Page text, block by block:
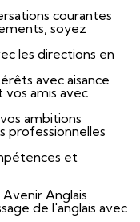
courantes
soyez
les directions en
avec aisance
amis avec
ambitions
professionnelles
et
Anglais
de l'anglais avec